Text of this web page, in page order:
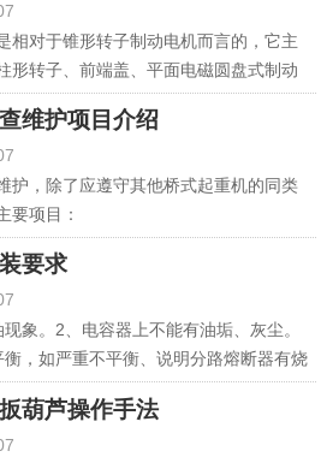
常。
环境下超过额定载荷的情况下使用。
拉工具使用，不允许起吊埋置物。
降超过极限位置时造成事故设置的装
使用。
关拉开，切断主电源。
，操纵者应掌握有关防爆操作规程。
防爆电动葫芦检查一次，发现问题后及
。
制箱，防爆限位开关，防爆按钮开关拆
源，细心拆卸。
，防止碰撞，致使隔爆面产生伤痕，而
透气，隔爆面有碰伤的，即行报废，安
禁松动。
无抖动，制动可靠，制动下滑量S应符
对于锥形转子制动电机而言的，它主
形转子、前端盖、平面电磁圆盘式制动
由平面圆盘型的刹车盘、平面圆盘型的
圈、整流控制器等组成，摩擦副为平面
、安装螺栓孔分部以及输出轴的结
制动电机完全一样；转速和机座号与锥
可以直接互换，不改变电动葫芦的结
动电机也有其独特的优点：
，加工、制造便于实现自动化、流水线
轴器故障率低，使用寿命长。
器，便于模块化生产，可以实现快速制
维护项目介绍
护，除了应遵守其他桥式起重机的同类
要项目：
除起重机和环境中的杂物和易燃易爆物
作业环境爆炸性混合物的浓度，保证
控制环境温度。运行中，检查各设备
。
斜和碰擦现象，无异常振动与噪声。
壳应无裂纹和有损防爆性能的机械变
使用的线孔也应密封。
报警、接地等装置应齐全、完整、可
要求
象。 2、电容器上不能有油垢、灰尘。
，如严重不平衡、说明分路熔断器有烧
。
值，如电压超过电容器自身额定电压
电动起应退出。理由如下：
葫芦操作手法